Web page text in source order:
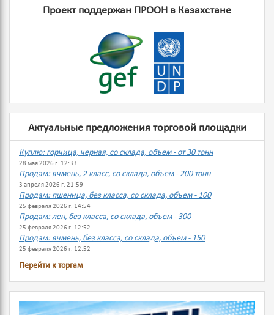
Проект поддержан ПРООН в Казахстане
Актуальные предложения торговой площадки
Куплю: горчица, черная, со склада, объем - от 30 тонн
28 мая 2026 г. 12:33
Продам: ячмень, 2 класс, со склада, объем - 200 тонн
3 апреля 2026 г. 21:59
Продам: пшеница, без класса, со склада, объем - 100
25 февраля 2026 г. 14:54
Продам: лен, без класса, со склада, объем - 300
25 февраля 2026 г. 12:52
Продам: ячмень, без класса, со склада, объем - 150
25 февраля 2026 г. 12:52
Перейти к торгам